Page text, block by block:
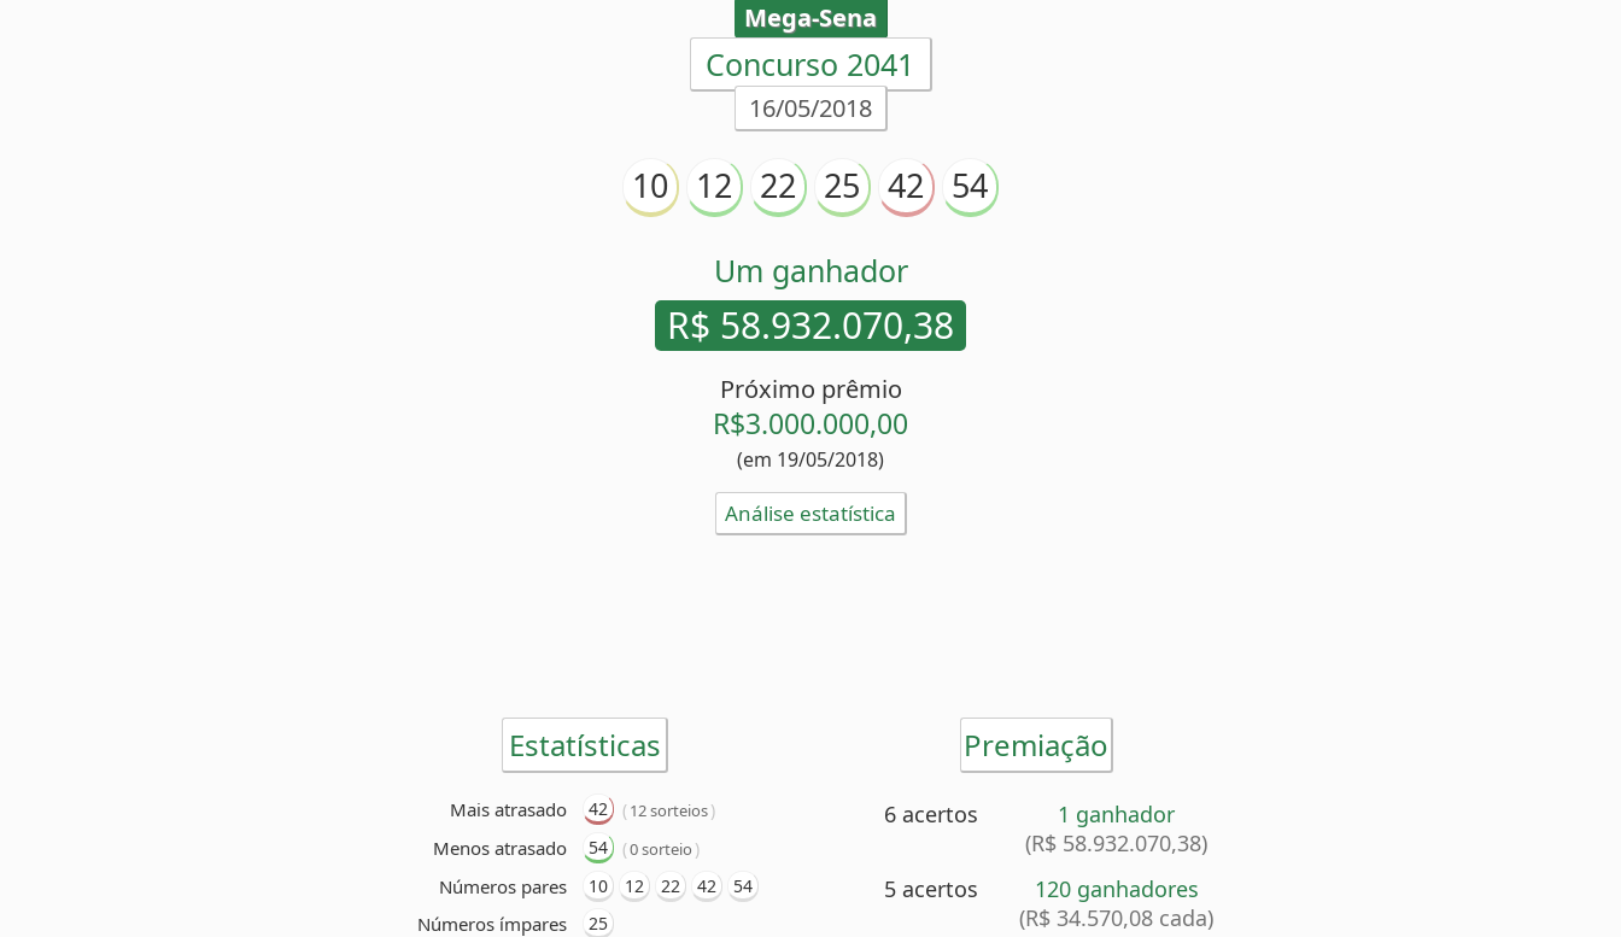
Mega-Sena
Concurso 2041
16/05/2018
10 12 22 25 42 54
Um ganhador
R$ 58.932.070,38
Próximo prêmio
R$3.000.000,00
(em 19/05/2018)
Análise estatística
Estatísticas
Mais atrasado 42 (12 sorteios)
Menos atrasado 54 (0 sorteio )
Números pares 10 12 22 42 54
Números ímpares 25
Premiação
6 acertos
1 ganhador
(R$ 58.932.070,38)
5 acertos
120 ganhadores
(R$ 34.570,08 cada)